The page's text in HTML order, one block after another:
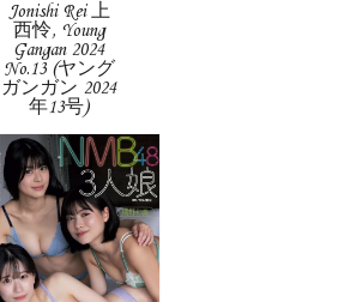
Jonishi Rei 上
西怜, Young
Gangan 2024
No.13 (ヤング
ガンガン 2024
年13号)